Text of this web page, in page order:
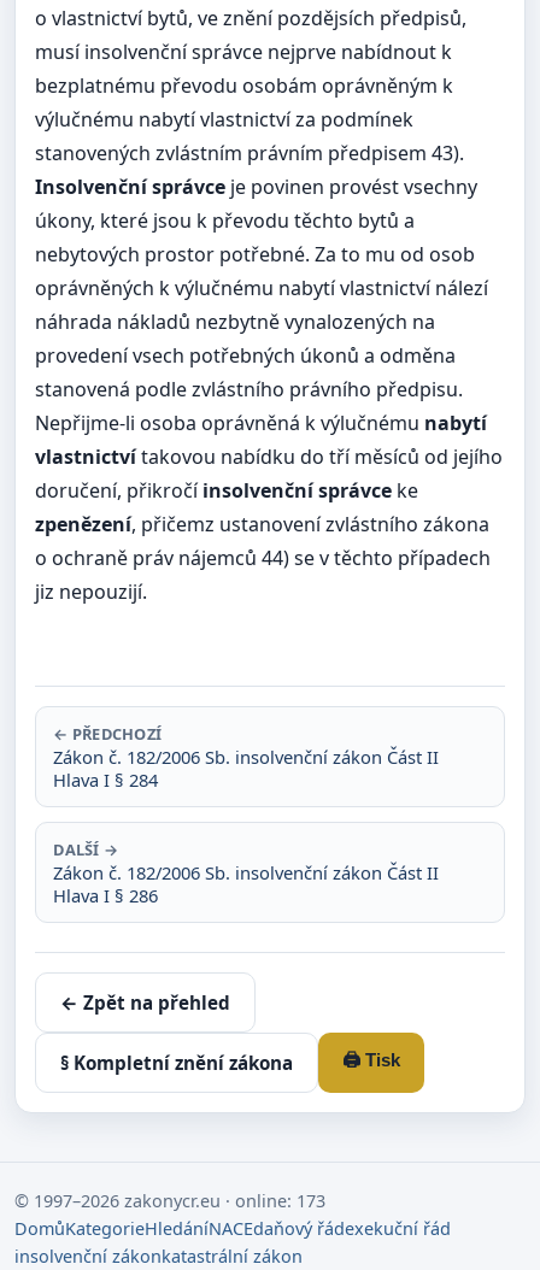
o vlastnictví bytů, ve znění pozdějsích předpisů,
musí insolvenční správce nejprve nabídnout k
bezplatnému převodu osobám oprávněným k
výlučnému nabytí vlastnictví za podmínek
stanovených zvlástním právním předpisem 43).
Insolvenční správce je povinen provést vsechny
úkony, které jsou k převodu těchto bytů a
nebytových prostor potřebné. Za to mu od osob
oprávněných k výlučnému nabytí vlastnictví nálezí
náhrada nákladů nezbytně vynalozených na
provedení vsech potřebných úkonů a odměna
stanovená podle zvlástního právního předpisu.
Nepřijme-li osoba oprávněná k výlučnému nabytí
vlastnictvítakovou nabídku do tří měsíců od jejího
doručení, přikročíinsolvenční správce ke
zpenězení, přičemz ustanovení zvlástního zákona
o ochraně práv nájemců 44) se v těchto případech
jiz nepouzijí.
← PŘEDCHOZÍ
Zákon č. 182/2006 Sb. insolvenční zákon Část II
Hlava I § 284
DALŠÍ →
Zákon č. 182/2006 Sb. insolvenční zákon Část II
Hlava I § 286
← Zpět na přehled
§ Kompletní znění zákona 🖨️ Tisk
© 1997–2026 zakonycr.eu · online: 173
DomůKategorieHledáníNACEdaňový řádexekuční řád
insolvenční zákonkatastrální zákon